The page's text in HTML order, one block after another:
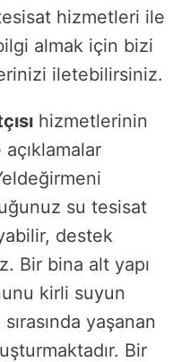
hizmetleri ile
almak için bizi
iletebilirsiniz.
hizmetlerinin
su tesisat
destek
Bir bina alt yapı
kirli suyun
yaşanan
Bir